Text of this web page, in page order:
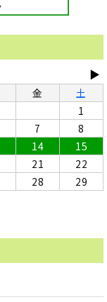
▶
金
土
1
7
8
14
15
21
22
28
29